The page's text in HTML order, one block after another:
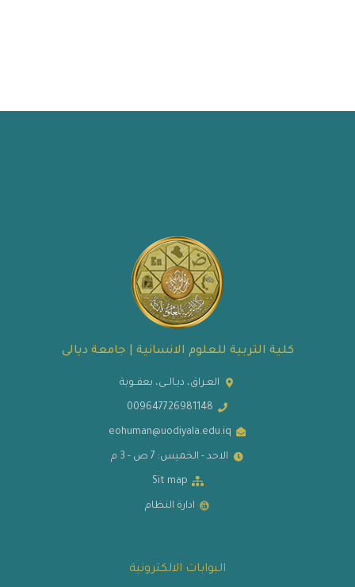
كلية التربية للعلوم الانسانية | جامعة ديالى
العـراق، ديـالــى، بعقــوبة
009647726981148
eohuman@uodiyala.edu.iq
الاحد - الخميس: 7 ص - 3 م
Sit map
ادارة النظام
البوابات الالكترونية